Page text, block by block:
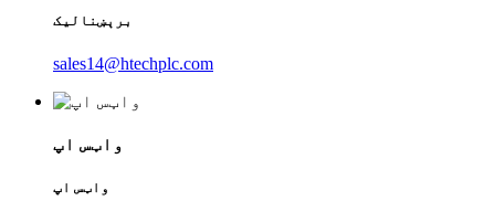
برېښنالیک
sales14@htechplc.com
واټس اپ
واټس اپ